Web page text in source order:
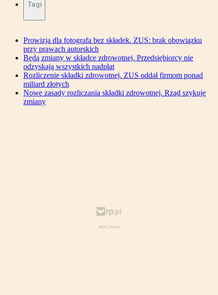
Tagi
Prowizja dla fotografa bez składek. ZUS: brak obowiązku
przy prawach autorskich
Będą zmiany w składce zdrowotnej. Przedsiębiorcy nie
odzyskają wszystkich nadpłat
Rozliczenie składki zdrowotnej. ZUS oddał firmom ponad
miliard złotych
Nowe zasady rozliczania składki zdrowotnej. Rząd szykuje
zmiany